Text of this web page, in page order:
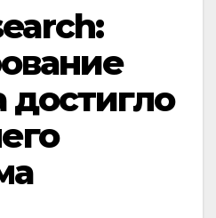
достигло